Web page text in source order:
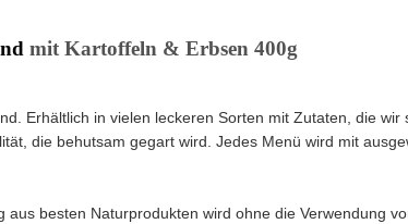
mit Kartoffeln & Erbsen 400g
Erhältlich in vielen leckeren Sorten mit Zutaten, die
die behutsam gegart wird. Jedes Menü wird mit
aus besten Naturprodukten wird ohne die Verwendung